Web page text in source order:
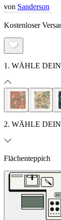
von Sanderson
Kostenloser
1. WÄHLE
2. WÄHLE
Flächenteppich